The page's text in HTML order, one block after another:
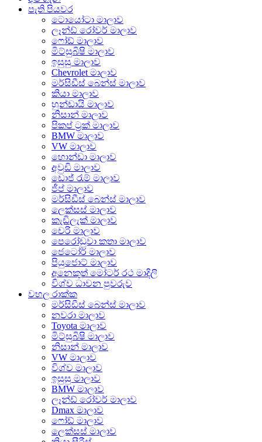
පැති පියවර
ටොයෝටා මාලාව
ලෑන්ඩ් රෝවර් මාලාව
ෆෝඩ් මාලාව
මිට්සුබිෂි මාලාව
ඉසුසු මාලාව
Chevrolet මාලාව
මර්සිඩීස් බෙන්ස් මාලාව
කියා මාලාව
හුන්ඩායි මාලාව
නිසාන් මාලාව
පිකප් ට්‍රක් මාලාව
BMW මාලාව
VW මාලාව
හොන්ඩා මාලාව
අවුඩි මාලාව
ඩොජ් රැම් මාලාව
ජීප් මාලාව
මර්සිඩීස් බෙන්ස් මාලාව
ලෙක්සස් මාලාව
කැඩිලැක් මාලාව
චෙරි මාලාව
පෙරෝඩුවා කතා මාලාව
ජෙටෝර් මාලාව
පියුජොට් මාලාව
අනෙකුත් මෝටර් රථ මාදිලි
විශ්ව ධාවන පුවරුව
වහල රාක්ක
මර්සිඩීස් බෙන්ස් මාලාව
නවරා මාලාව
Toyota මාලාව
මිට්සුබිෂි මාලාව
නිසාන් මාලාව
VW මාලාව
විශ්ව මාලාව
ඉසුසු මාලාව
BMW මාලාව
ලෑන්ඩ් රෝවර් මාලාව
Dmax මාලාව
ෆෝඩ් මාලාව
ලෙක්සස් මාලාව